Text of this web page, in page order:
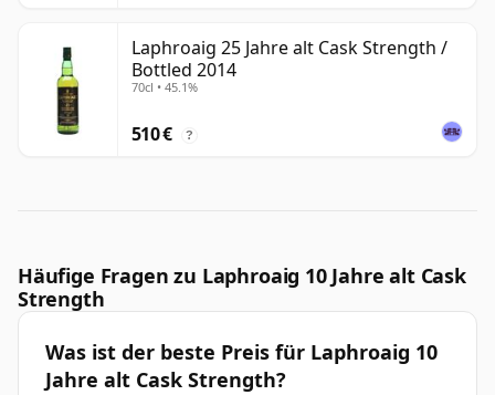
Laphroaig 25 Jahre alt Cask Strength /
Bottled 2014
70cl • 45.1%
510 € ?
Häufige Fragen zu Laphroaig 10 Jahre alt Cask
Strength
Was ist der beste Preis für Laphroaig 10
Jahre alt Cask Strength?